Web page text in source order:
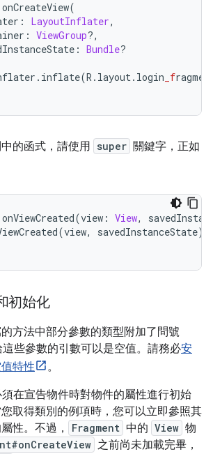
onCreateView(
: LayoutInflater,
: ViewGroup?,
: Bundle?
. inflate(R . layout. login _f
的函式，請使用 super 關鍵字，正如
onViewCreated(view : View,
(view, savedInstanceState)
初始化
方法中部分參數的類型附加了問號
些參數的引數可以是空值。請務必安
特性
。
在宣告物件時對物件的屬性進行初始
取得類別的例項時，您可以立即參照其
性。不過，
Fragment 中的 View 物
之前尚未加載完畢，